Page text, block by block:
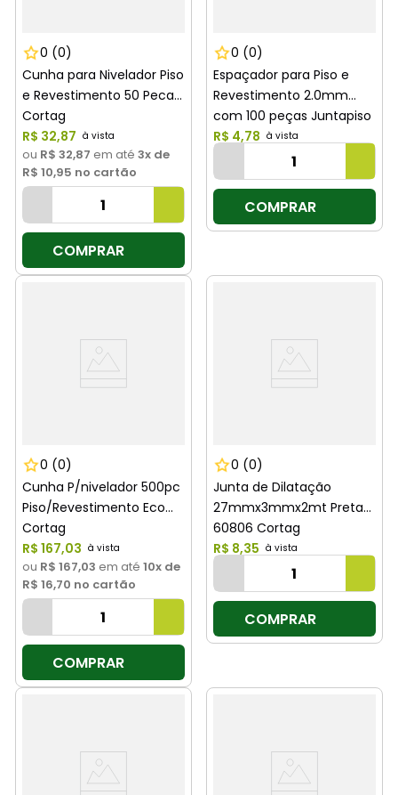
0 (0)
Cunha para Nivelador Piso
e Revestimento 50 Pecas
Cortag
R$ 32,87
ou R$ 32,87 em até 3x de
R$ 10,95 no cartão
COMPRAR
0 (0)
Espaçador para Piso e
Revestimento 2.0mm
com 100 peças Juntapiso
Cortag
R$ 4,78
COMPRAR
0 (0)
Cunha P/nivelador 500pc
Piso/Revestimento Eco
Cortag
R$ 167,03
ou R$ 167,03 em até 10x de
R$ 16,70 no cartão
COMPRAR
0 (0)
Junta de Dilatação
27mmx3mmx2mt Preta
60806 Cortag
R$ 8,35
COMPRAR